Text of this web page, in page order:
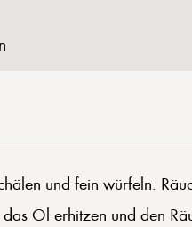
und fein würfeln.
Öl erhitzen und den